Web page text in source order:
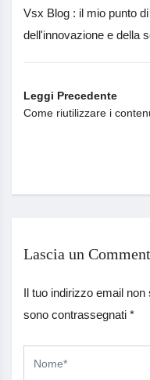
Vsx Blog : il mio punto
dell'innovazione e della
Leggi Precedente
Come riutilizzare i
Lascia un
Il tuo indirizzo email non
sono contrassegnati *